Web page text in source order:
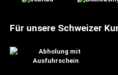
Für unsere Schweizer